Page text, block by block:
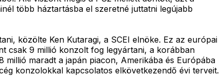
több háztartásba el szeretné juttatni legújabb
közölte Ken Kutaragi, a SCEI elnöke. Ez az európai
csak 9 millió konzolt fog legyártani, a korábban
millió maradt a japán piacon, Amerikába és Európába
konzolokkal kapcsolatos elkövetkezendő évi terveit.